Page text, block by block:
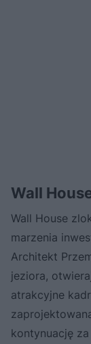
Wall
Wall House
marzenia
Architekt
jeziora,
atrakcyjne
kontynuację